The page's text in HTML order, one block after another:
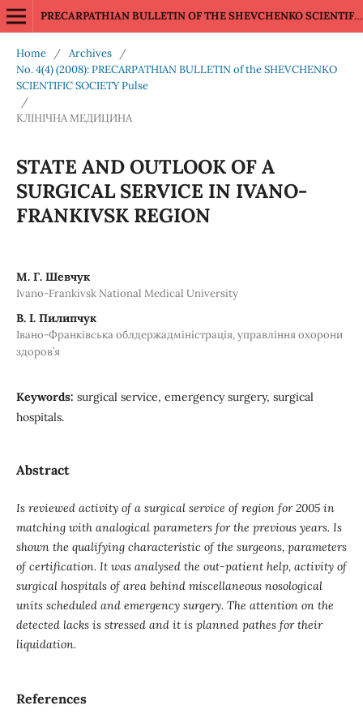
PRECARPATHIAN BULLETIN OF THE SHEVCHENKO SCIENTIFIC SOCIETY Pulse
Home / Archives
/
No. 4(4) (2008): PRECARPATHIAN BULLETIN of the SHEVCHENKO
SCIENTIFIC SOCIETY Pulse
/
КЛІНІЧНА МЕДИЦИНА
STATE AND OUTLOOK OF A
SURGICAL SERVICE IN IVANO-
FRANKIVSK REGION
М. Г. Шевчук
Ivano-Frankivsk National Medical University
В. І. Пилипчук
Івано-Франківська облдержадміністрація, управління охорони
здоров’я
Keywords: surgical service, emergency surgery, surgical
hospitals.
Abstract
Is reviewed activity of a surgical service of region for 2005 in
matching with analogical parameters for the previous years. Is
shown the qualifying characteristic of the surgeons, parameters
of certification. It was analysed the out-patient help, activity of
surgical hospitals of area behind miscellaneous nosological
units scheduled and emergency surgery. The attention on the
detected lacks is stressed and it is planned pathes for their
liquidation.
References